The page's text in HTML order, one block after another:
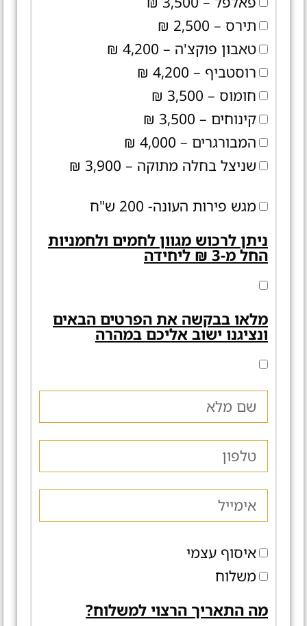
תירס – 2,500 ₪
טאבון פוקצ'ה – 4,200 ₪
רוסטביף – 4,200 ₪
חומוס – 3,500 ₪
קינוחים – 3,500 ₪
המבורגרים – 4,000 ₪
שניצל בחלה מתוקה – 3,900 ₪
מגש פירות העונה- 200 ש"ח
ניתן לרכוש מגוון לחמים ולחמניות
החל מ-3 ₪ ליחידה
מלאו בבקשה את הפרטים הבאים
ונציגנו ישוב אליכם במהרה
איסוף עצמי
משלוח
מה התאריך הרצוי למשלוח?